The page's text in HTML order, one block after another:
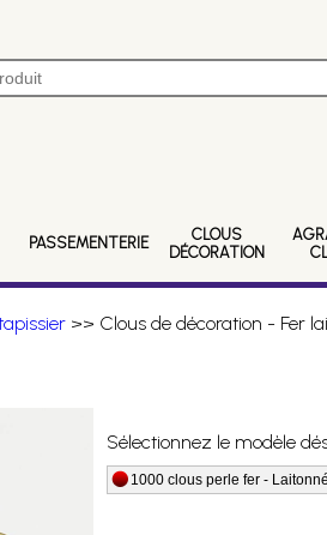
PASSEMENTERIE
CLOUS
DÉCORATION
>> Clous de décoration - Fer
Sélectionnez le modèle
1000 clous perle fer -